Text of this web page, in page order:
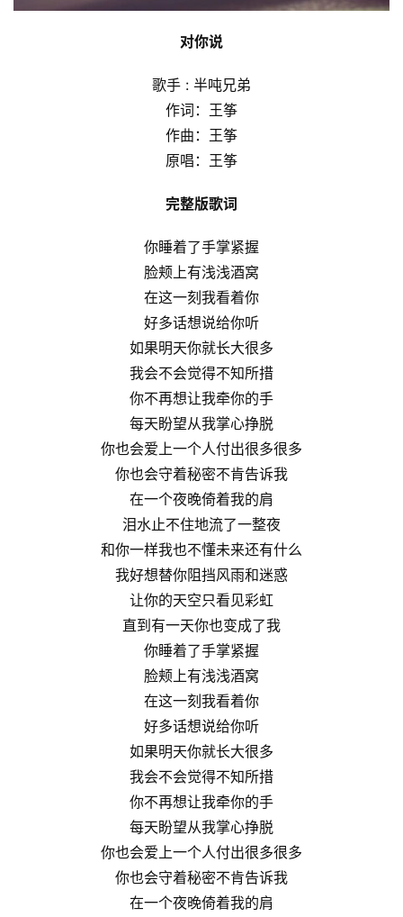
对你说
歌手 : 半吨兄弟
作词：王筝
作曲：王筝
原唱：王筝
完整版歌词
你睡着了手掌紧握
脸颊上有浅浅酒窝
在这一刻我看着你
好多话想说给你听
如果明天你就长大很多
我会不会觉得不知所措
你不再想让我牵你的手
每天盼望从我掌心挣脱
你也会爱上一个人付出很多很多
你也会守着秘密不肯告诉我
在一个夜晚倚着我的肩
泪水止不住地流了一整夜
和你一样我也不懂未来还有什么
我好想替你阻挡风雨和迷惑
让你的天空只看见彩虹
直到有一天你也变成了我
你睡着了手掌紧握
脸颊上有浅浅酒窝
在这一刻我看着你
好多话想说给你听
如果明天你就长大很多
我会不会觉得不知所措
你不再想让我牵你的手
每天盼望从我掌心挣脱
你也会爱上一个人付出很多很多
你也会守着秘密不肯告诉我
在一个夜晚倚着我的肩